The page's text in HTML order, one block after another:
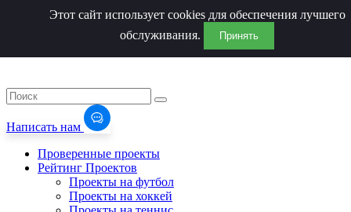
Написать нам
Проверенные проекты
Рейтинг Проектов
Проекты на футбол
Проекты на хоккей
Этот сайт использует cookies для обеспечения лучшего
обслуживания.
Принять